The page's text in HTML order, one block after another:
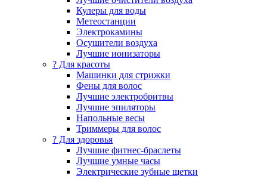
Кулеры для воды
Метеостанции
Электрокамины
Осушители воздуха
Лучшие ионизаторы
? Для красоты
Машинки для стрижки
Фены для волос
Лучшие электробритвы
Лучшие эпиляторы
Напольные весы
Триммеры для волос
? Для здоровья
Лучшие фитнес-браслеты
Лучшие умные часы
Электрические зубные щетки